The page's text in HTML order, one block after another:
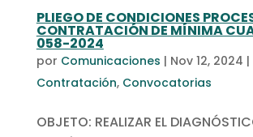
PLIEGO DE CONDICIONES
CONTRATACIÓN DE MÍNIMA
058-2024
por Comunicaciones | Nov 12, 2024 |
Contratación, Convocatorias
OBJETO: REALIZAR EL